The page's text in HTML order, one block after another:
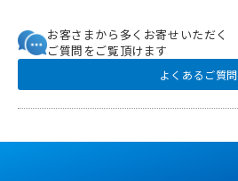
お客さまから多くお寄せいただく
ご質問をご覧頂けます
よくあるご質問